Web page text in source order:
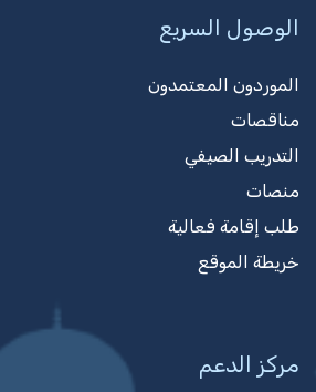
الوصول السريع
الموردون المعتمدون
مناقصات
التدريب الصيفي
منصات
طلب إقامة فعالية
خريطة الموقع
مركز الدعم